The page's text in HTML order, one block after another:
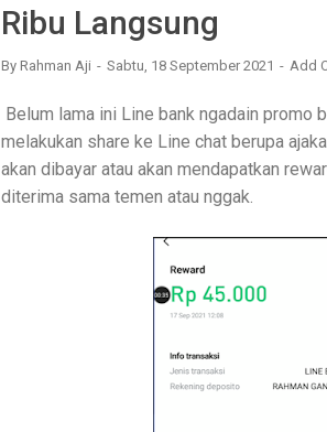
Ribu Langsung
By Rahman Aji Sabtu, 18 September 2021 Add
Belum lama ini Line bank ngadain promo
melakukan share ke Line chat berupa
akan dibayar atau akan mendapatkan
diterima sama temen atau nggak.